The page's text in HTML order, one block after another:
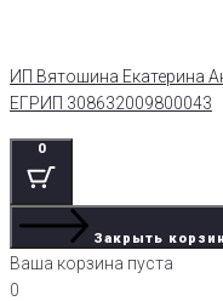
ИП Вятошина Екатерина
ЕГРИП 308632009800043
0
Закрыть
Ваша корзина пуста
0